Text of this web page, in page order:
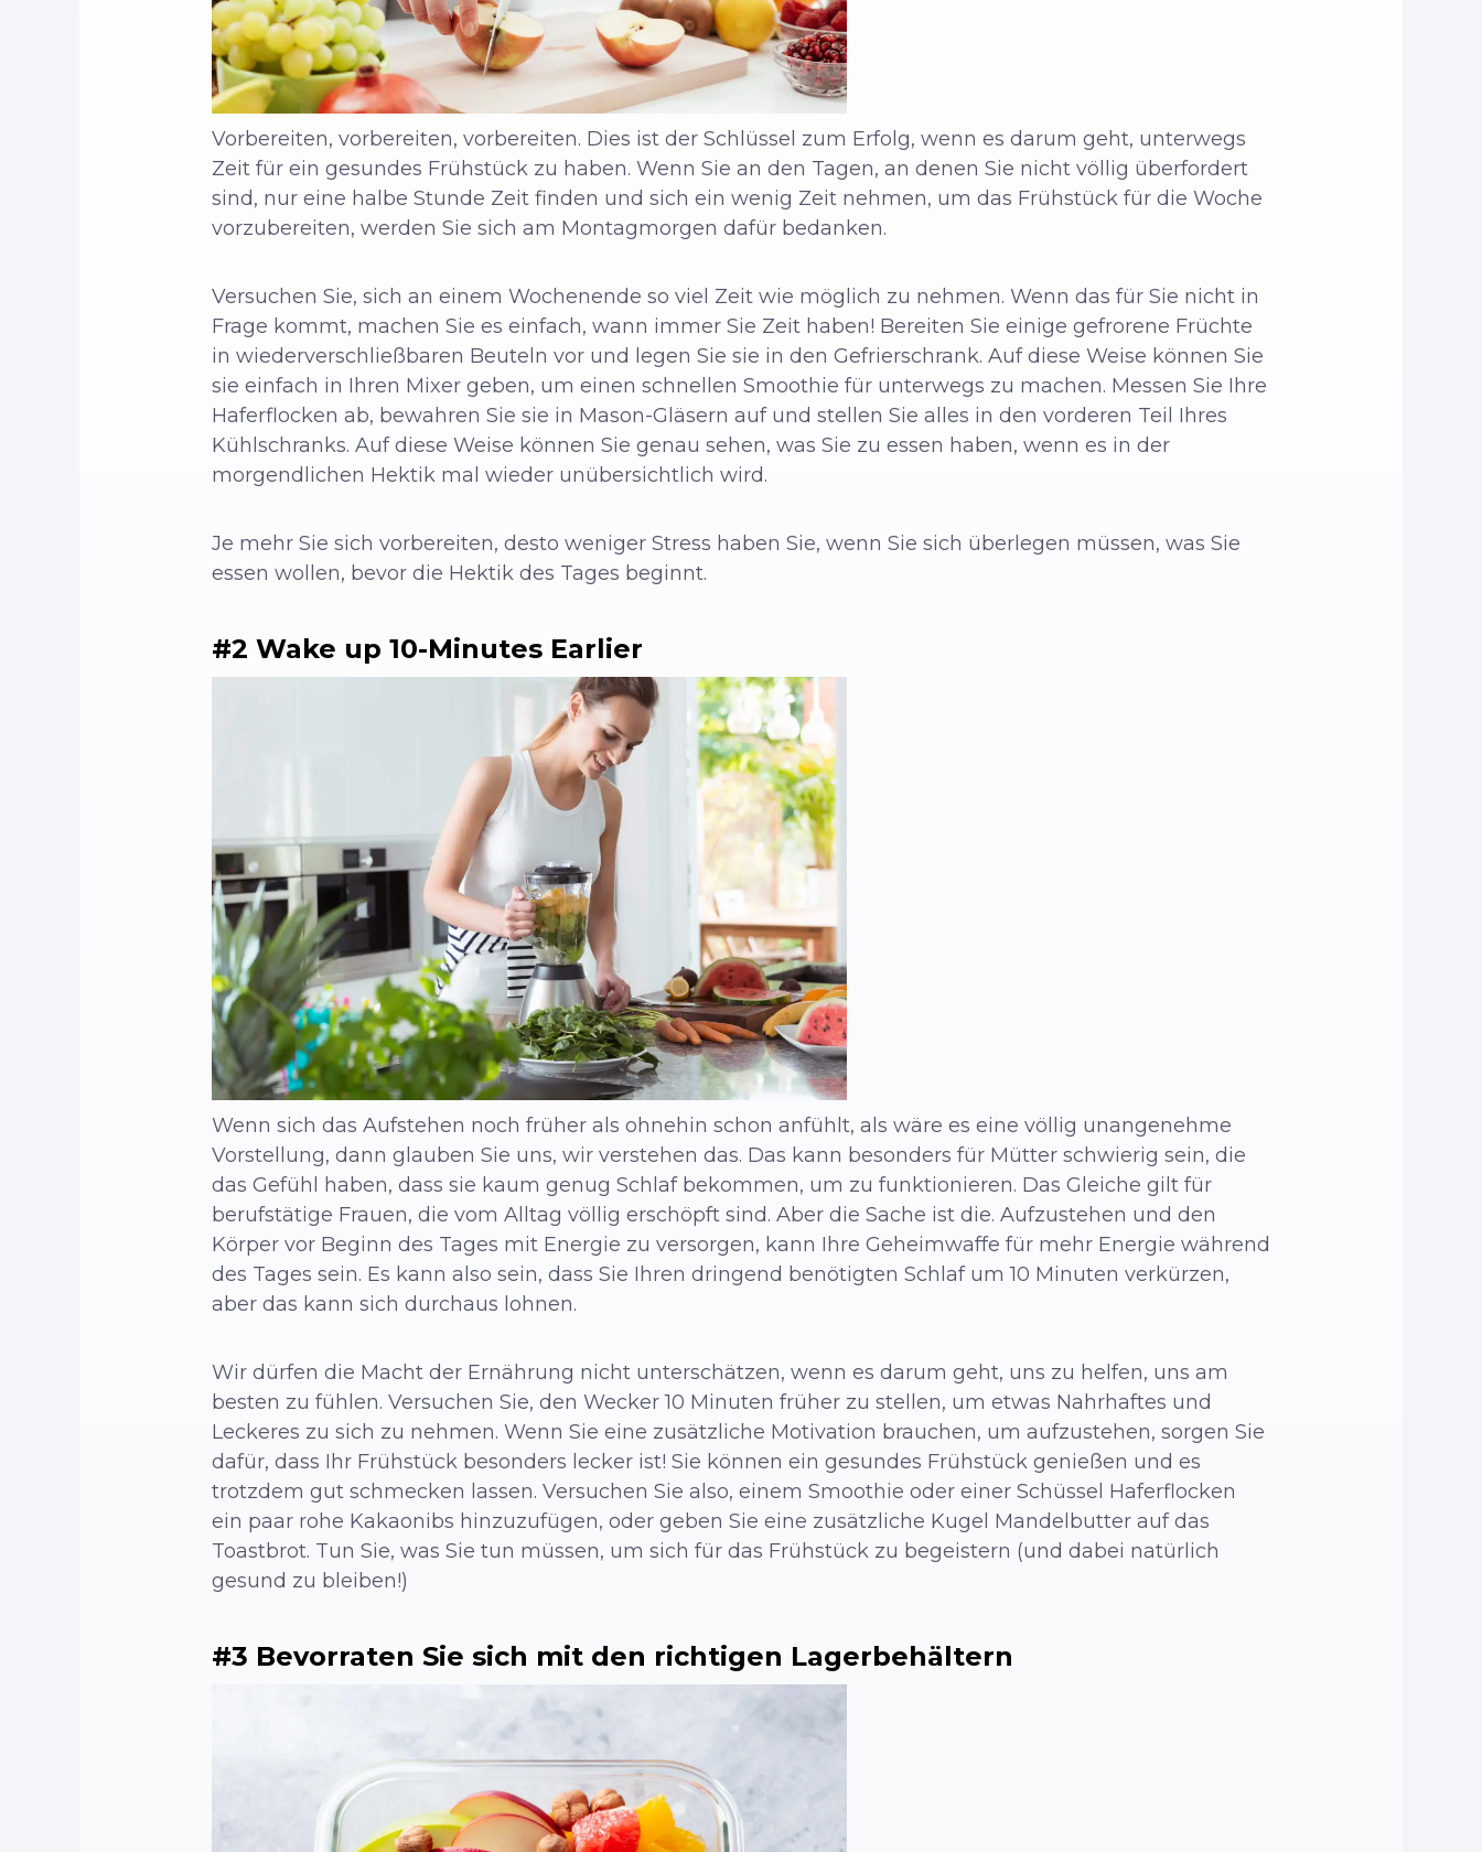
Vorbereiten, vorbereiten, vorbereiten. Dies ist der Schlüssel zum Erfolg, wenn es darum geht, unterwegs
Zeit für ein gesundes Frühstück zu haben. Wenn Sie an den Tagen, an denen Sie nicht völlig überfordert
sind, nur eine halbe Stunde Zeit finden und sich ein wenig Zeit nehmen, um das Frühstück für die Woche
vorzubereiten, werden Sie sich am Montagmorgen dafür bedanken.
Versuchen Sie, sich an einem Wochenende so viel Zeit wie möglich zu nehmen. Wenn das für Sie nicht in
Frage kommt, machen Sie es einfach, wann immer Sie Zeit haben! Bereiten Sie einige gefrorene Früchte
in wiederverschließbaren Beuteln vor und legen Sie sie in den Gefrierschrank. Auf diese Weise können Sie
sie einfach in Ihren Mixer geben, um einen schnellen Smoothie für unterwegs zu machen. Messen Sie Ihre
Haferflocken ab, bewahren Sie sie in Mason-Gläsern auf und stellen Sie alles in den vorderen Teil Ihres
Kühlschranks. Auf diese Weise können Sie genau sehen, was Sie zu essen haben, wenn es in der
morgendlichen Hektik mal wieder unübersichtlich wird.
Je mehr Sie sich vorbereiten, desto weniger Stress haben Sie, wenn Sie sich überlegen müssen, was Sie
essen wollen, bevor die Hektik des Tages beginnt.
#2 Wake up 10-Minutes Earlier
Wenn sich das Aufstehen noch früher als ohnehin schon anfühlt, als wäre es eine völlig unangenehme
Vorstellung, dann glauben Sie uns, wir verstehen das. Das kann besonders für Mütter schwierig sein, die
das Gefühl haben, dass sie kaum genug Schlaf bekommen, um zu funktionieren. Das Gleiche gilt für
berufstätige Frauen, die vom Alltag völlig erschöpft sind. Aber die Sache ist die. Aufzustehen und den
Körper vor Beginn des Tages mit Energie zu versorgen, kann Ihre Geheimwaffe für mehr Energie während
des Tages sein. Es kann also sein, dass Sie Ihren dringend benötigten Schlaf um 10 Minuten verkürzen,
aber das kann sich durchaus lohnen.
Wir dürfen die Macht der Ernährung nicht unterschätzen, wenn es darum geht, uns zu helfen, uns am
besten zu fühlen. Versuchen Sie, den Wecker 10 Minuten früher zu stellen, um etwas Nahrhaftes und
Leckeres zu sich zu nehmen. Wenn Sie eine zusätzliche Motivation brauchen, um aufzustehen, sorgen Sie
dafür, dass Ihr Frühstück besonders lecker ist! Sie können ein gesundes Frühstück genießen und es
trotzdem gut schmecken lassen. Versuchen Sie also, einem Smoothie oder einer Schüssel Haferflocken
ein paar rohe Kakaonibs hinzuzufügen, oder geben Sie eine zusätzliche Kugel Mandelbutter auf das
Toastbrot. Tun Sie, was Sie tun müssen, um sich für das Frühstück zu begeistern (und dabei natürlich
gesund zu bleiben!)
#3 Bevorraten Sie sich mit den richtigen Lagerbehältern